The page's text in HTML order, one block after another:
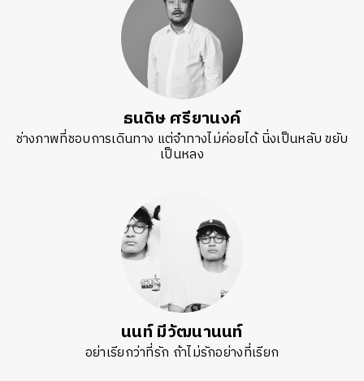
ธนดิษ​ ศรี​ยา​นงค์​
ช่างภาพที่ชอบการเดินทาง แต่จำทางไม่ค่อยได้ นิ่งเป็นหลับ ขยับ
เป็นหลง
นนท์ มีวัฒนานนท์
อย่าเรียกว่าที่รัก ถ้าไม่รักอย่างที่เรียก